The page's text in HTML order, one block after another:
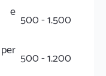
e 500 - 1.500
500 - 1.200